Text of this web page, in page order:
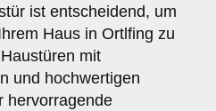
ist entscheidend, um
Haus in Ortlfing zu
mit
und hochwertigen
hervorragende